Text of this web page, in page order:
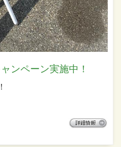
ンペーン実施中！